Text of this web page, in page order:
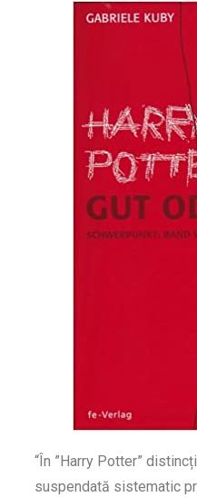
“În ”Harry Potter”
suspendată sistematic